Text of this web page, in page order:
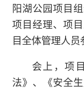
阳湖公园项目
项目经理、项
目全体管理人员
会上，项
法》、《安全